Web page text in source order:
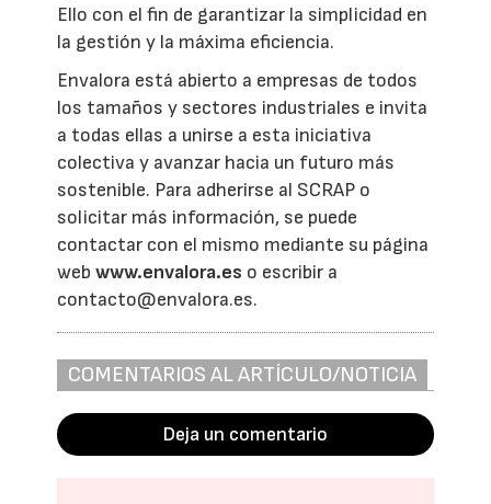
Ello con el fin de garantizar la simplicidad en
la gestión y la máxima eficiencia.
Envalora está abierto a empresas de todos
los tamaños y sectores industriales e invita
a todas ellas a unirse a esta iniciativa
colectiva y avanzar hacia un futuro más
sostenible. Para adherirse al SCRAP o
solicitar más información, se puede
contactar con el mismo mediante su página
webwww.envalora.es o escribir a
contacto@envalora.es.
COMENTARIOS AL ARTÍCULO/NOTICIA
Deja un comentario